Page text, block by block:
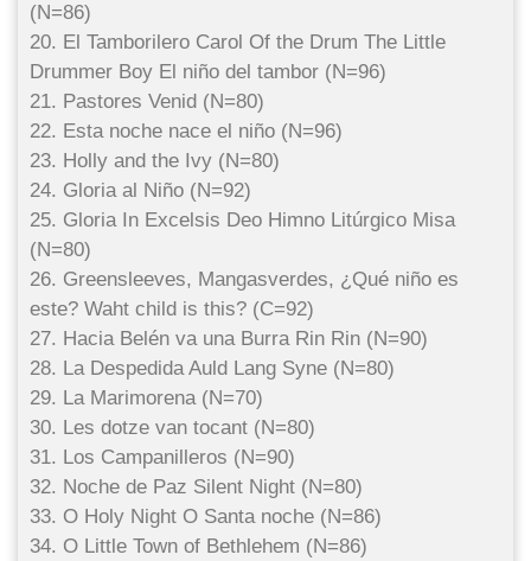
(N=86)
20. El Tamborilero Carol Of the Drum The Little
Drummer Boy El niño del tambor (N=96)
21. Pastores Venid (N=80)
22. Esta noche nace el niño (N=96)
23. Holly and the Ivy (N=80)
24. Gloria al Niño (N=92)
25. Gloria In Excelsis Deo Himno Litúrgico Misa
(N=80)
26. Greensleeves, Mangasverdes, ¿Qué niño es
este? Waht child is this? (C=92)
27. Hacia Belén va una Burra Rin Rin (N=90)
28. La Despedida Auld Lang Syne (N=80)
29. La Marimorena (N=70)
30. Les dotze van tocant (N=80)
31. Los Campanilleros (N=90)
32. Noche de Paz Silent Night (N=80)
33. O Holy Night O Santa noche (N=86)
34. O Little Town of Bethlehem (N=86)